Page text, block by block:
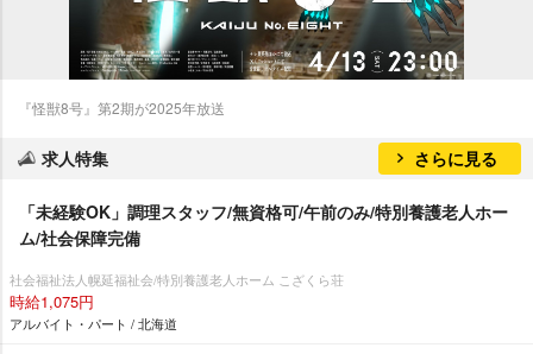
『怪獣8号』第2期が2025年放送
求人特集 さらに見る
「未経験OK」調理スタッフ/無資格可/午前のみ/特別養護老人ホー
ム/社会保障完備
社会福祉法人幌延福祉会/特別養護老人ホーム こざくら荘
時給1,075円
アルバイト・パート / 北海道